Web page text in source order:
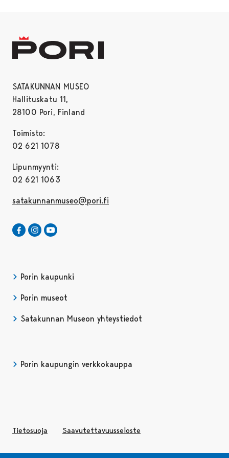
SATAKUNNAN MUSEO
Hallituskatu 11,
28100 Pori, Finland
Toimisto:
02 621 1078
Lipunmyynti:
02 621 1063
satakunnanmuseo@pori.fi
Satakunnan Museo Facebookissa
Avautuu uudessa välilehdessä
Satakunnan Museo Instagrammissa
Avautuu uudessa välilehdessä
Porin kaupunki
Porin museot
Satakunnan Museon yhteystiedot
Porin kaupungin verkkokauppa
Tietosuoja Avautuu uudessa välilehdessä
Saavutettavuusseloste